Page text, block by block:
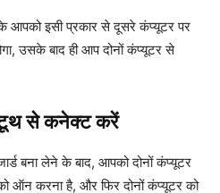
आपको इसी प्रकार से दूसरे कंप्यूटर पर
उसके बाद ही आप दोनों कंप्यूटर से
से कनेक्ट करें
बना लेने के बाद, आपको दोनों कंप्यूटर
ऑन करना है, और फिर दोनों कंप्यूटर को